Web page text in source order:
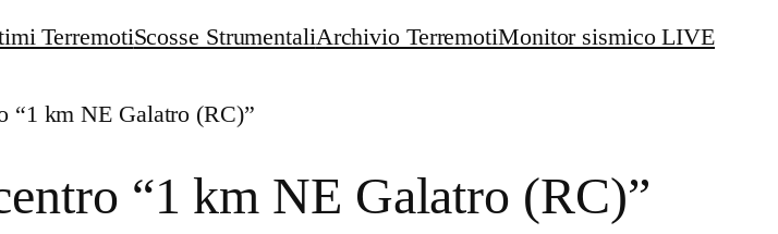
TerremotiScosse StrumentaliArchivio TerremotiMonitor sismico LIVE
“1 km NE Galatro (RC)”
“1 km NE Galatro (RC)”